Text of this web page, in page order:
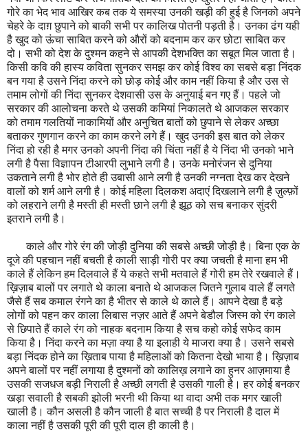
गोरे का भेद भाव आखिर कब तक ये समस्या उनकी खड़ी की हुई है जिनको अपने
चेहरे के दाग़ छुपाने को बाकी सभी पर कालिख पोतनी पड़ती है। उनका ढंग यही
है खुद को ऊंचा साबित करने को औरों को बदनाम कर कर छोटा साबित कर
दो। सभी को देश के दुश्मन कहने से आपकी देशभक्ति का सबूत मिल जाता है।
किसी कवि की हास्य कविता सुनकर समझ कर कोई विश्व का सबसे बड़ा निंदक
बन गया है उसने निंदा करने को छोड़ कोई और काम नहीं किया है और उस से
तमाम लोगों की निंदा सुनकर देशवासी उस के अनुयाई बन गए हैं। पहले जो
सरकार की आलोचना करते थे उसकी कमियां निकालते थे आजकल सरकार
को तमाम गलतियों नाकामियों और अनुचित बातों को छुपाने से लेकर अच्छा
बताकर गुणगान करने का काम करने लगे हैं। खुद उनकी इस बात को लेकर
निंदा हो रही है मगर उनको अपनी निंदा की चिंता नहीं है ये निंदा भी उनको भाने
लगी है पैसा विज्ञापन टीआरपी लुभाने लगी है। उनके मनोरंजन से दुनिया
उकताने लगी है भोर होते ही उबासी आने लगी है उनकी नग्नता देख कर देखने
वालों को शर्म आने लगी है। कोई महिला दिलकश अदाएं दिखलाने लगी है ज़ुल्फ़ों
को लहराने लगी है मस्ती ही मस्ती छाने लगी है झूठ को सच बनाकर सुंदरी
इतराने लगी है।
काले और गोरे रंग की जोड़ी दुनिया की सबसे अच्छी जोड़ी है। बिना एक के
दूजे की पहचान नहीं बचती है काली साड़ी गोरी पर क्या जचती है माना हम भी
काले हैं लेकिन हम दिलवाले हैं ये कहते सभी मतवाले हैं गोरी हम तेरे रखवाले हैं।
ख़िज़ाब बालों पर लगाते थे काला बनाते थे आजकल जितने गुलाब वाले हैं लगते
जैसे हैं सब कमाल रंगने का है भीतर से काले थे काले हैं। आपने देखा है बड़े
लोगों को पहन कर काला लिबास नज़र आते हैं अपने बेडौल जिस्म को रंग काले
से छिपाते हैं काले रंग को नाहक बदनाम किया है सच कहो कोई सफेद काम
किया है। निंदा करने का मज़ा क्या है या इलाही ये माजरा क्या है। उसने सबसे
बड़ा निंदक होने का ख़िताब पाया है महिलाओं को कितना देखो भाया है। ख़िज़ाब
अपने बालों पर नहीं लगाया है दुश्मनों को कालिख़ लगाने का हुनर आज़माया है
उसकी सजधज बड़ी निराली है अच्छी लगती है उसकी गाली है। हर कोई बनकर
खड़ा सवाली है सबकी झोली भरनी थी किया था वादा अभी तक मगर खाली
खाली है। कौन असली है कौन जाली है बात सच्ची है पर निराली है दाल में
काला नहीं है उसकी पूरी की पूरी दाल ही काली है।